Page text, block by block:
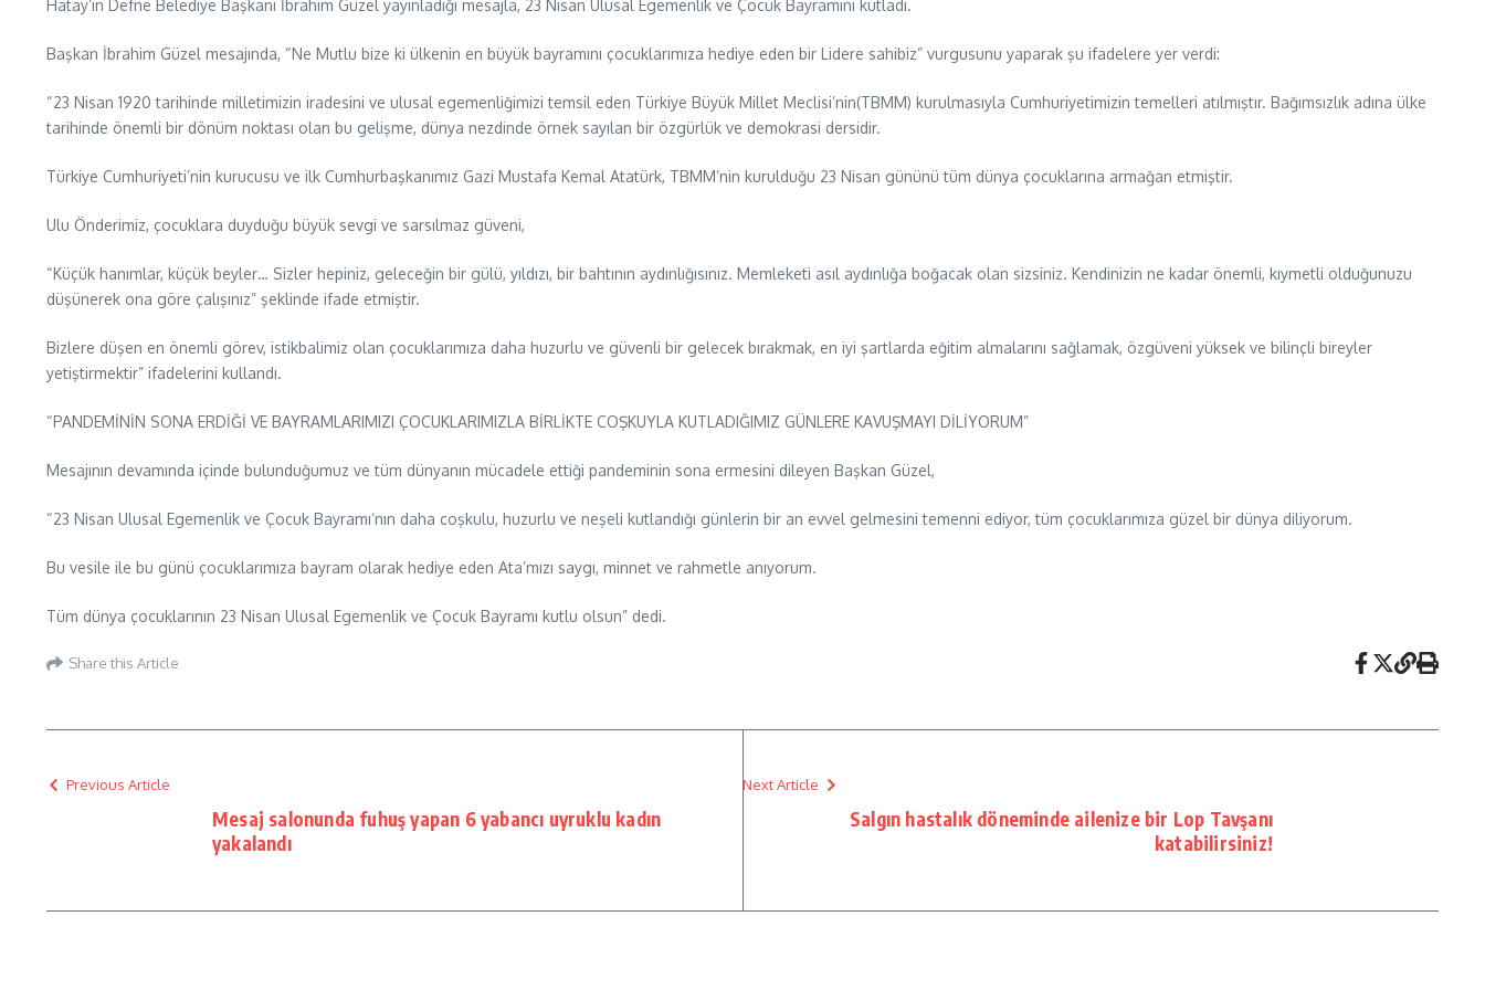
Hatay’ın Defne Belediye Başkanı İbrahim Güzel yayınladığı mesajla, 23 Nisan Ulusal Egemenlik ve Çocuk Bayramını kutladı.
Başkan İbrahim Güzel mesajında, “Ne Mutlu bize ki ülkenin en büyük bayramını çocuklarımıza hediye eden bir Lidere sahibiz” vurgusunu yaparak şu ifadelere yer verdi:
“23 Nisan 1920 tarihinde milletimizin iradesini ve ulusal egemenliğimizi temsil eden Türkiye Büyük Millet Meclisi’nin(TBMM) kurulmasıyla Cumhuriyetimizin temelleri atılmıştır. Bağımsızlık adına ülke
tarihinde önemli bir dönüm noktası olan bu gelişme, dünya nezdinde örnek sayılan bir özgürlük ve demokrasi dersidir.
Türkiye Cumhuriyeti’nin kurucusu ve ilk Cumhurbaşkanımız Gazi Mustafa Kemal Atatürk, TBMM’nin kurulduğu 23 Nisan gününü tüm dünya çocuklarına armağan etmiştir.
Ulu Önderimiz, çocuklara duyduğu büyük sevgi ve sarsılmaz güveni,
“Küçük hanımlar, küçük beyler… Sizler hepiniz, geleceğin bir gülü, yıldızı, bir bahtının aydınlığısınız. Memleketi asıl aydınlığa boğacak olan sizsiniz. Kendinizin ne kadar önemli, kıymetli olduğunuzu
düşünerek ona göre çalışınız” şeklinde ifade etmiştir.
Bizlere düşen en önemli görev, istikbalimiz olan çocuklarımıza daha huzurlu ve güvenli bir gelecek bırakmak, en iyi şartlarda eğitim almalarını sağlamak, özgüveni yüksek ve bilinçli bireyler
yetiştirmektir” ifadelerini kullandı.
“PANDEMİNİN SONA ERDİĞİ VE BAYRAMLARIMIZI ÇOCUKLARIMIZLA BİRLİKTE COŞKUYLA KUTLADIĞIMIZ GÜNLERE KAVUŞMAYI DİLİYORUM”
Mesajının devamında içinde bulunduğumuz ve tüm dünyanın mücadele ettiği pandeminin sona ermesini dileyen Başkan Güzel,
“23 Nisan Ulusal Egemenlik ve Çocuk Bayramı’nın daha coşkulu, huzurlu ve neşeli kutlandığı günlerin bir an evvel gelmesini temenni ediyor, tüm çocuklarımıza güzel bir dünya diliyorum.
Bu vesile ile bu günü çocuklarımıza bayram olarak hediye eden Ata’mızı saygı, minnet ve rahmetle anıyorum.
Tüm dünya çocuklarının 23 Nisan Ulusal Egemenlik ve Çocuk Bayramı kutlu olsun” dedi.
Share this Article
Previous Article
Mesaj salonunda fuhuş yapan 6 yabancı uyruklu kadın
yakalandı
Next Article
Salgın hastalık döneminde ailenize bir Lop Tavşanı
katabilirsiniz!